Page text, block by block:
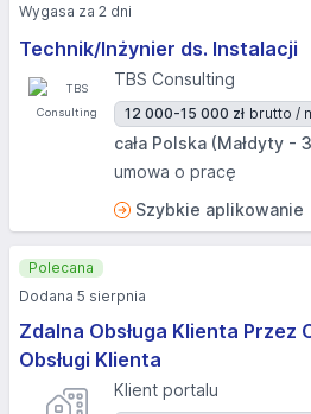
Technik/Inżynier ds. Instalacji
TBS Consulting
12 000-15 000 zł brutto /
cała Polska (Małdyty -
umowa o pracę
Szybkie aplikowanie
Wygasa za 2 dni
Zdalna Obsługa Klienta Przez
Obsługi Klienta
Klient portalu
Polecana
Dodana 5 sierpnia